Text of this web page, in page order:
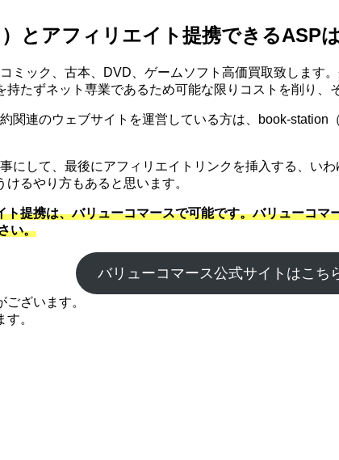
とアフィリエイト提携できるASP
ミック、古本、DVD、ゲームソフト高価買取致します
たずネット専業であるため可能な限りコストを削り、
関連のウェブサイトを運営している方は、book-
にして、最後にアフィリエイトリンクを挿入する、い
るやり方もあると思います。
提携は、バリューコマースで可能です。バリューコ
い。
バリューコマース公式サイトはこち
ざいます。
。